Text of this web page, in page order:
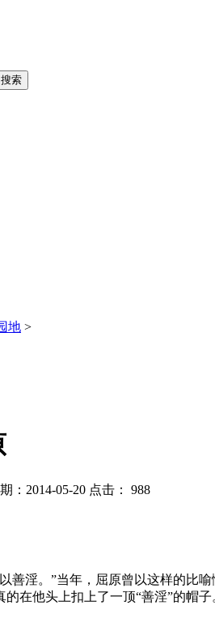
地 >
：2014-05-20 点击： 988
淫。”当年，屈原曾以这样的比喻
在他头上扣上了一顶“善淫”的帽子